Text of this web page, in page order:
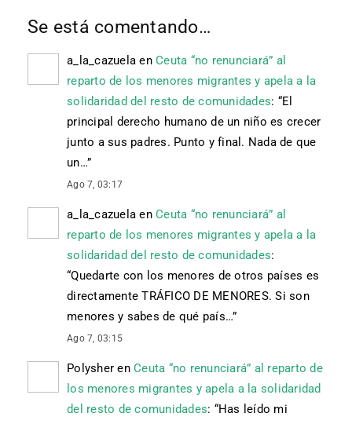
Se está comentando…
a_la_cazuela en Ceuta “no renunciará” al
reparto de los menores migrantes y apela a la
solidaridad del resto de comunidades: “El
principal derecho humano de un niño es crecer
junto a sus padres. Punto y final. Nada de que
un…”
Ago 7, 03:17
a_la_cazuela en Ceuta “no renunciará” al
reparto de los menores migrantes y apela a la
solidaridad del resto de comunidades:
“Quedarte con los menores de otros países es
directamente TRÁFICO DE MENORES. Si son
menores y sabes de qué país…”
Ago 7, 03:15
Polysher en Ceuta “no renunciará” al reparto de
los menores migrantes y apela a la solidaridad
del resto de comunidades: “Has leído mi